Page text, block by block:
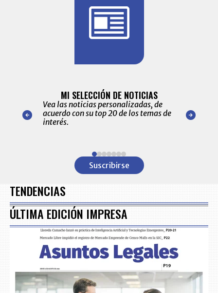
nuestro
para
MI SELECCIÓN DE NOTICIAS
Vea las noticias personalizadas, de
acuerdo con su top 20 de los temas de
interés.
de las
Suscribirse
TENDENCIAS
ÚLTIMA EDICIÓN IMPRESA